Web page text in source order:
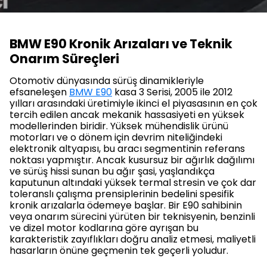
BMW E90 Kronik Arızaları ve Teknik
Onarım Süreçleri
Otomotiv dünyasında sürüş dinamikleriyle
efsaneleşen BMW E90 kasa 3 Serisi, 2005 ile 2012
yılları arasındaki üretimiyle ikinci el piyasasının en çok
tercih edilen ancak mekanik hassasiyeti en yüksek
modellerinden biridir. Yüksek mühendislik ürünü
motorları ve o dönem için devrim niteliğindeki
elektronik altyapısı, bu aracı segmentinin referans
noktası yapmıştır. Ancak kusursuz bir ağırlık dağılımı
ve sürüş hissi sunan bu ağır şasi, yaşlandıkça
kaputunun altındaki yüksek termal stresin ve çok dar
toleranslı çalışma prensiplerinin bedelini spesifik
kronik arızalarla ödemeye başlar. Bir E90 sahibinin
veya onarım sürecini yürüten bir teknisyenin, benzinli
ve dizel motor kodlarına göre ayrışan bu
karakteristik zayıflıkları doğru analiz etmesi, maliyetli
hasarların önüne geçmenin tek geçerli yoludur.